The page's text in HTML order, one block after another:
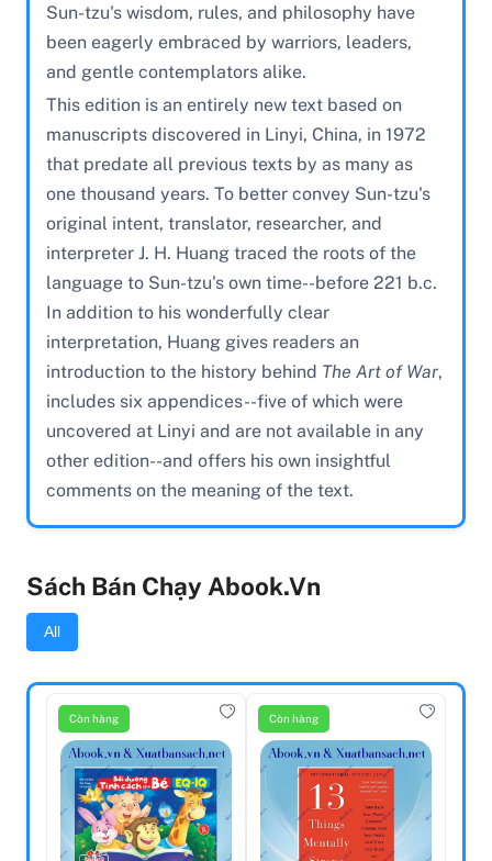
Sun-tzu's wisdom, rules, and philosophy have
been eagerly embraced by warriors, leaders,
and gentle contemplators alike.
This edition is an entirely new text based on
manuscripts discovered in Linyi, China, in 1972
that predate all previous texts by as many as
one thousand years. To better convey Sun-tzu's
original intent, translator, researcher, and
interpreter J. H. Huang traced the roots of the
language to Sun-tzu's own time--before 221 b.c.
In addition to his wonderfully clear
interpretation, Huang gives readers an
introduction to the history behind The Art of War,
includes six appendices--five of which were
uncovered at Linyi and are not available in any
other edition--and offers his own insightful
comments on the meaning of the text.
Sách Bán Chạy Abook.vn
All
Còn hàng Còn hàng